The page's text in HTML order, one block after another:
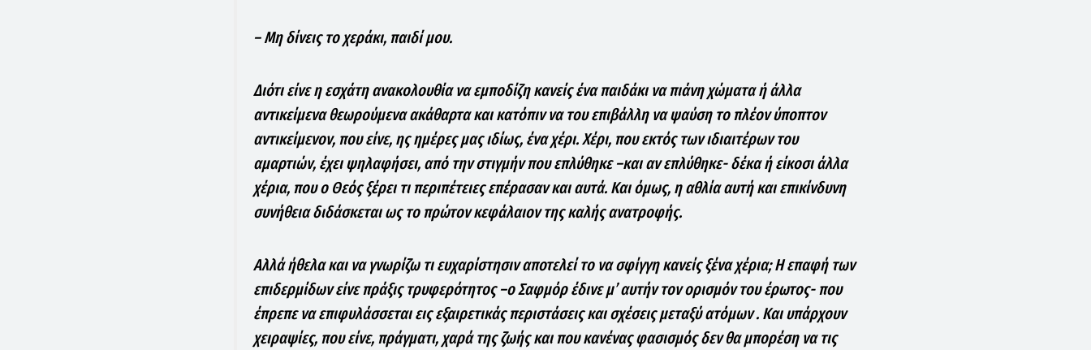
– Μη δίνεις το χεράκι, παιδί μου.
Διότι είνε η εσχάτη ανακολουθία να εμποδίζη κανείς ένα παιδάκι να πιάνη χώματα ή άλλα
αντικείμενα θεωρούμενα ακάθαρτα και κατόπιν να του επιβάλλη να ψαύση το πλέον ύποπτον
αντικείμενον, που είνε, ης ημέρες μας ιδίως, ένα χέρι. Χέρι, που εκτός των ιδιαιτέρων του
αμαρτιών, έχει ψηλαφήσει, από την στιγμήν που επλύθηκε –και αν επλύθηκε- δέκα ή είκοσι άλλα
χέρια, που ο Θεός ξέρει τι περιπέτειες επέρασαν και αυτά. Και όμως, η αθλία αυτή και επικίνδυνη
συνήθεια διδάσκεται ως το πρώτον κεφάλαιον της καλής ανατροφής.
Αλλά ήθελα και να γνωρίζω τι ευχαρίστησιν αποτελεί το να σφίγγη κανείς ξένα χέρια; Η επαφή των
επιδερμίδων είνε πράξις τρυφερότητος –ο Σαφμόρ έδινε μ’ αυτήν τον ορισμόν του έρωτος- που
έπρεπε να επιφυλάσσεται εις εξαιρετικάς περιστάσεις και σχέσεις μεταξύ ατόμων . Και υπάρχουν
χειραψίες, που είνε, πράγματι, χαρά της ζωής και που κανένας φασισμός δεν θα μπορέση να τις